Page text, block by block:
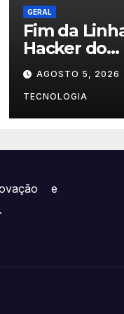
GERAL
Fim da
Hacker do
DraftKings é
Prisão por
Milionário
AGOSTO 5, 2026
TECNOLOGIA
e